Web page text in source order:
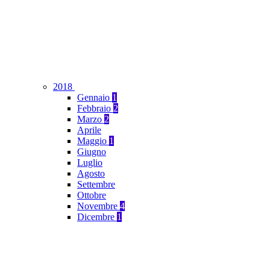
2018
Gennaio 1
Febbraio 2
Marzo 2
Aprile
Maggio 1
Giugno
Luglio
Agosto
Settembre
Ottobre
Novembre 4
Dicembre 1